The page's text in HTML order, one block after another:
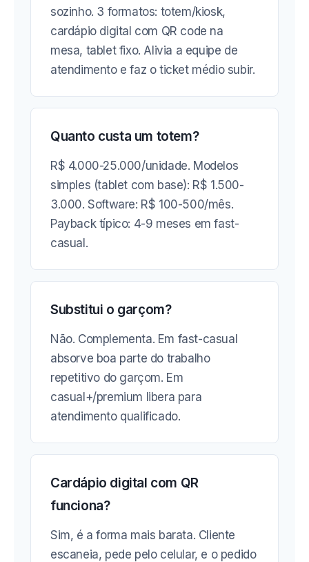
sozinho. 3 formatos: totem/kiosk,
cardápio digital com QR code na
mesa, tablet fixo. Alivia a equipe de
atendimento e faz o ticket médio subir.
Quanto custa um totem?
R$ 4.000-25.000/unidade. Modelos
simples (tablet com base): R$ 1.500-
3.000. Software: R$ 100-500/mês.
Payback típico: 4-9 meses em fast-
casual.
Substitui o garçom?
Não. Complementa. Em fast-casual
absorve boa parte do trabalho
repetitivo do garçom. Em
casual+/premium libera para
atendimento qualificado.
Cardápio digital com QR
funciona?
Sim, é a forma mais barata. Cliente
escaneia, pede pelo celular, e o pedido